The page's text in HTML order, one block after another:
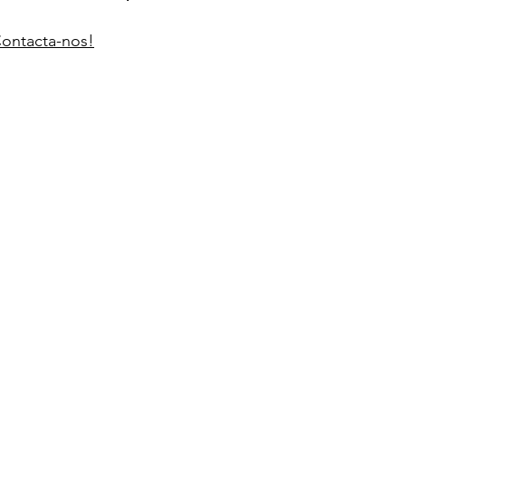
nos!